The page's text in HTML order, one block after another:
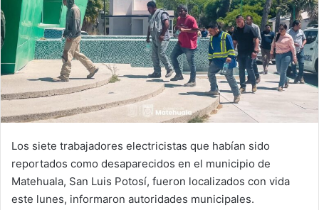
Los siete trabajadores electricistas que habían sido
reportados como desaparecidos en el municipio de
Matehuala, San Luis Potosí, fueron localizados con vida
este lunes, informaron autoridades municipales.